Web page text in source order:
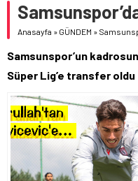
Anasayfa » GÜNDEM »
Samsunspor’un
Süper Lig’e transfer oldu